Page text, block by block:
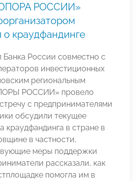
РОССИИ»
о краудфандинге
России совместно с
инвестиционных
региональным
РОССИИ» провело
с предпринимателями
обсудили текущее
краудфандинга в стране в
в частности,
меры поддержки
рассказали, как
помогла им в